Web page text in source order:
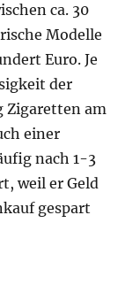
ca. 30
Modelle
Euro. Je
der
Zigaretten am
einer
nach 1-3
weil er Geld
gespart